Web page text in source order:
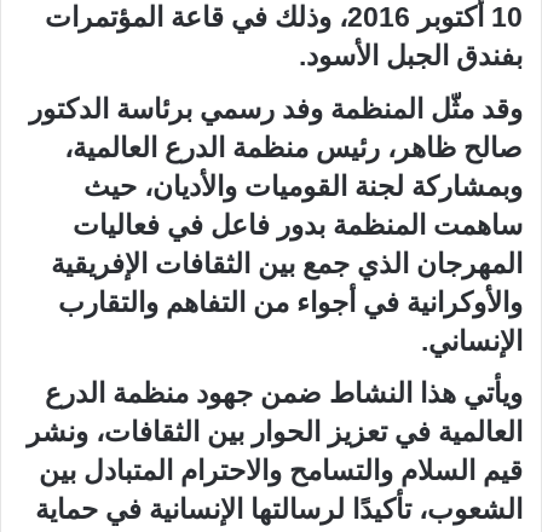
10 أكتوبر 2016، وذلك في قاعة المؤتمرات
بفندق الجبل الأسود.
وقد مثّل المنظمة وفد رسمي برئاسة الدكتور
صالح ظاهر، رئيس منظمة الدرع العالمية،
وبمشاركة لجنة القوميات والأديان، حيث
ساهمت المنظمة بدور فاعل في فعاليات
المهرجان الذي جمع بين الثقافات الإفريقية
والأوكرانية في أجواء من التفاهم والتقارب
الإنساني.
ويأتي هذا النشاط ضمن جهود منظمة الدرع
العالمية في تعزيز الحوار بين الثقافات، ونشر
قيم السلام والتسامح والاحترام المتبادل بين
الشعوب، تأكيدًا لرسالتها الإنسانية في حماية